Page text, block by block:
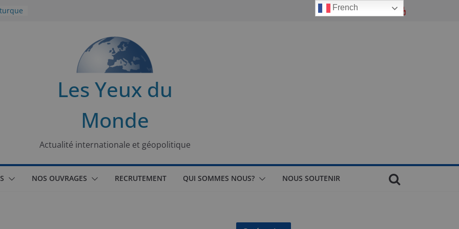
Les Yeux du
Monde
Actualité internationale et géopolitique
NOS OUVRAGES RECRUTEMENT QUI SOMMES NOUS? NOUS SOUTENIR
French